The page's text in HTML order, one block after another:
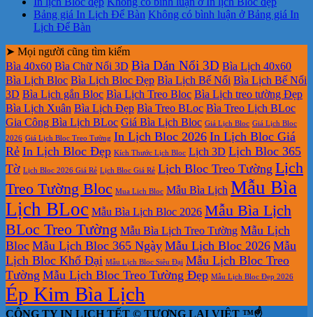
Bảng giá In Lịch Để Bàn Không có bình luận ở Bảng giá In
Lịch Để Bàn
➤ Mọi người cũng tìm kiếm
Bìa 40x60 Bìa Chữ Nổi 3D Bìa Dán Nổi 3D Bìa Lịch 40x60
Bìa Lịch Bloc Bìa Lịch Bloc Đẹp Bìa Lịch Bế Nổi Bìa Lịch Bế Nổi
3D Bìa Lịch gắn Bloc Bìa Lịch Treo Bloc Bìa Lịch treo tường Đẹp
Bìa Lịch Xuân Bìa Lịch Đẹp Bìa Treo BLoc Bìa Treo Lịch BLoc
Gia Công Bìa Lịch BLoc Giá Bìa Lịch Bloc Giá Lịch Bloc Giá Lịch Bloc
2026 Giá Lịch Bloc Treo Tường In Lịch Bloc 2026 In Lịch Bloc Giá
Rẻ In Lịch Bloc Đẹp Kích Thước Lịch Bloc Lịch 3D Lịch Bloc 365
Tờ Lịch Bloc 2026 Giá Rẻ Lịch Bloc Giá Rẻ Lịch Bloc Treo Tường Lịch
Treo Tường Bloc Mua Lich Bloc Mẫu Bìa Lịch Mẫu Bìa
Lịch BLoc Mẫu Bìa Lịch Bloc 2026 Mẫu Bìa Lịch
BLoc Treo Tường Mẫu Bìa Lịch Treo Tường Mẫu Lịch
Bloc Mẫu Lịch Bloc 365 Ngày Mẫu Lịch Bloc 2026 Mẫu
Lịch Bloc Khổ Đại Mẫu Lịch Bloc Siêu Đại Mẫu Lịch Bloc Treo
Tường Mẫu Lịch Bloc Treo Tường Đẹp Mẫu Lịch Bloc Đẹp 2026
Ép Kim Bìa Lịch
CÔNG TY IN LỊCH TẾT © TƯƠNG LAI VIỆT ™☝️